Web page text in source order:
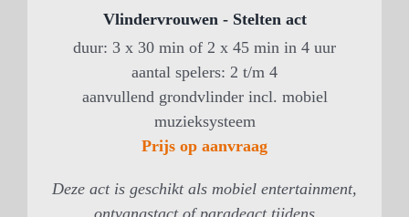
Vlindervrouwen - Stelten act
duur: 3 x 30 min of 2 x 45 min in 4 uur
aantal spelers: 2 t/m 4
aanvullend grondvlinder incl. mobiel
muzieksysteem
Prijs op aanvraag
Deze act is geschikt als mobiel entertainment,
ontvangstact of paradeact tijdens